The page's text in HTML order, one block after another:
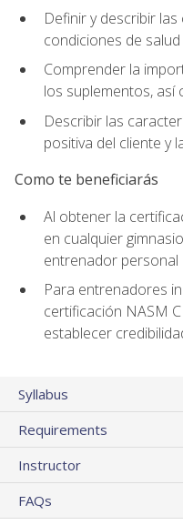
Definir y describir
condiciones de
Comprender la
los suplementos, así
Describir las
positiva del cliente y
Como te beneficiarás
Al obtener la
en cualquier
entrenador personal
Para entrenadores
certificación NASM
establecer
Syllabus
Requirements
Instructor
FAQs